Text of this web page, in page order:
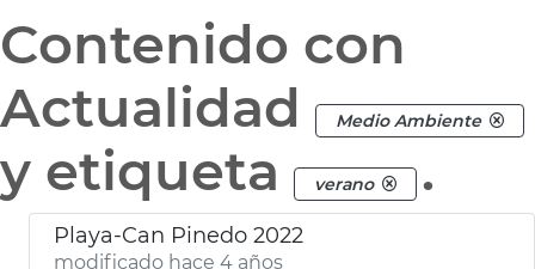
Contenido con
Actualidad
Medio Ambiente
y etiqueta verano .
Playa-Can Pinedo 2022
modificado hace 4 años